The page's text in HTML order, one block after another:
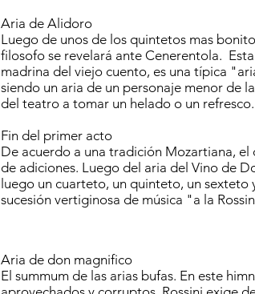
Aria de Alidoro
Luego de unos de los quintetos mas
filosofo se revelará ante Cenerentola.
madrina del viejo cuento, es una típica
siendo un aria de un personaje menor de
del teatro a tomar un helado o un refresco.
Fin del primer acto
De acuerdo a una tradición Mozartiana,
de adiciones. Luego del aria del Vino de
luego un cuarteto, un quinteto, un
sucesión vertiginosa de música "a la
Aria de don magnifico
El summum de las arias bufas. En este